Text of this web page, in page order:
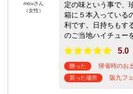
mouさん
（女性）
定の味という事で、
箱に５本入っている
利です。日持ちもす
のご当地ハイチュー
5.0
贈った 帰省時のお
買った場所 阪九フ